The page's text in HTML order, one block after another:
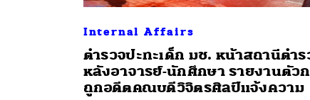
Internal Affairs
ตำรวจปะทะเด็ก มช. หน้าสถานีตำร
หลังอาจารย์-นักศึกษา รายงานตัว
ถูกอดีตคณบดีวิจิตรศิลป์แจ้งความ